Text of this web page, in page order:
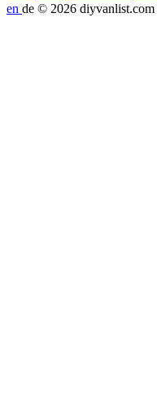
en de © 2026 diyvanlist.com